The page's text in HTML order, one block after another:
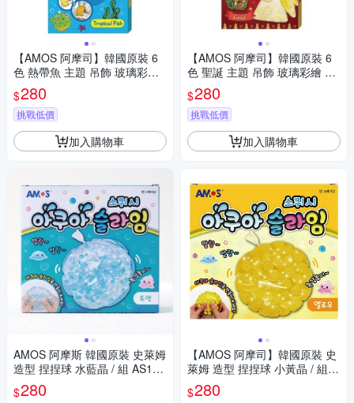
【AMOS 阿摩司】韓國原裝 6
色 熱帶魚 主題 吊飾 玻璃彩繪
膠 / 組 SD10P6-T
$280
挑戰低價
加入購物車
AMOS 阿摩斯 韓國原裝 史萊姆
造型 捏捏球 水藍晶 / 組 AS120
P1-CT
$280
【AMOS 阿摩司】韓國原裝 6
色 聖誕 主題 吊飾 玻璃彩繪 膠
/ 組SD10P6-CH
$280
挑戰低價
加入購物車
【AMOS 阿摩司】韓國原裝 史
萊姆 造型 捏捏球 小黃晶 / 組 A
S120P1-YL
$280